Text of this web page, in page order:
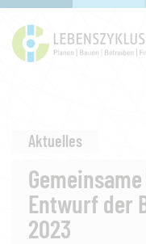
Aktuelles
Entwurf der
2023